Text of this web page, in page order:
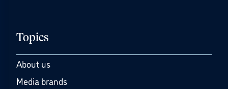
Topics
About us
Media brands